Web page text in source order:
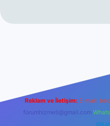
Reklam ve İletişim: E-mail:
forumhizmeti@gmail.com